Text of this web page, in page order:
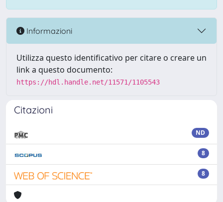
Informazioni
Utilizza questo identificativo per citare o creare un
link a questo documento:
https://hdl.handle.net/11571/1105543
Citazioni
ND
8
8